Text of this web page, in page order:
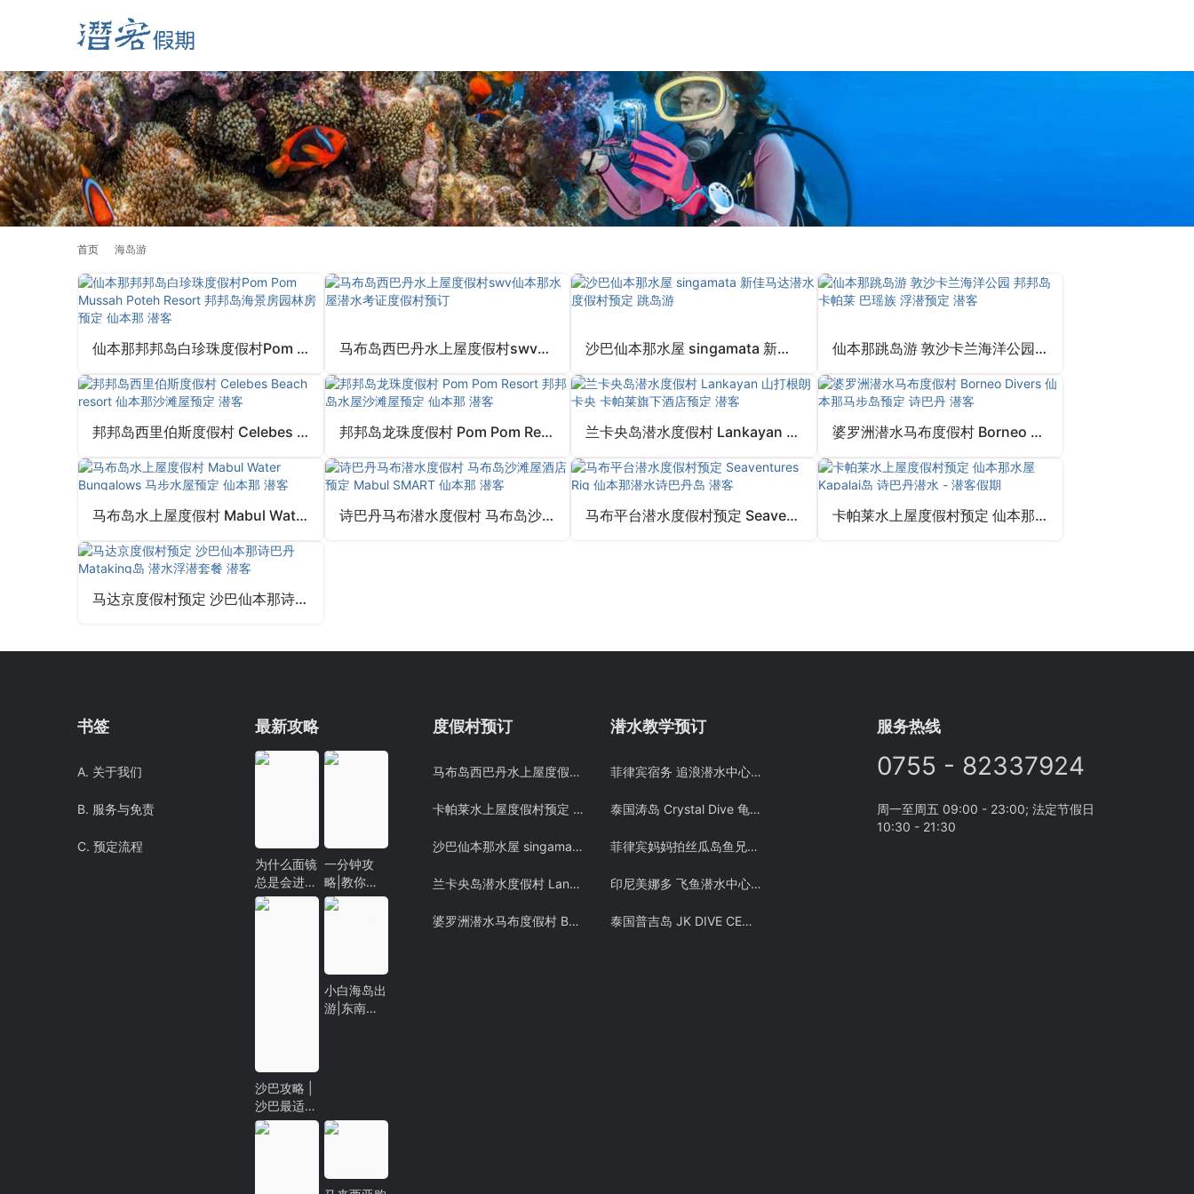
首页 海岛游
仙本那邦邦岛白珍珠度假村Pom Pom Mussah Poteh Resort 邦邦岛海景房园林房预定 仙本那 潜客 马布岛西巴丹水上屋度假村swv仙本那水屋潜水考证度假村预订 沙巴仙本那水屋 singamata 新佳马达潜水度假村预定 跳岛游 仙本那跳岛游 敦沙卡兰海洋公园 邦邦岛 卡帕莱 巴瑶族 浮潜预定 潜客
邦邦岛西里伯斯度假村 Celebes Beach resort 仙本那沙滩屋预定 潜客 邦邦岛龙珠度假村 Pom Pom Resort 邦邦岛水屋沙滩屋预定 仙本那 潜客 兰卡央岛潜水度假村 Lankayan 山打根朗卡央 卡帕莱旗下酒店预定 潜客 婆罗洲潜水马布度假村 Borneo Divers 仙本那马步岛预定 诗巴丹 潜客
马布岛水上屋度假村 Mabul Water Bungalows 马步水屋预定 仙本那 潜客 诗巴丹马布潜水度假村 马布岛沙滩屋酒店预定 Mabul SMART 仙本那 潜客 马布平台潜水度假村预定 Seaventures Rig 仙本那潜水诗巴丹岛 潜客 卡帕莱水上屋度假村预定 仙本那水屋 Kapalai岛 诗巴丹潜水 – 潜客假期
马达京度假村预定 沙巴仙本那诗巴丹Mataking岛 潜水浮潜套餐 潜客
书签
A. 关于我们
B. 服务与免责
C. 预定流程
最新攻略
为什么面镜
总是会进
水？或许你
一分钟攻
略|教你如
何快速获得
沙巴攻略 |
沙巴最适合
亲子游的地
小白海岛出
游|东南亚
度假村预订
马布岛西巴丹水上屋度假村swv仙本那水屋潜水考证度假村预订
卡帕莱水上屋度假村预定 仙本那水屋 Kapalai岛 诗巴丹潜水 – 潜客假期
沙巴仙本那水屋 singamata 新佳马达潜水度假村预定 跳岛游
兰卡央岛潜水度假村 Lankayan 山打根朗卡央 卡帕莱旗下酒店预定 潜客
婆罗洲潜水马布度假村 Borneo Divers 仙本那马步岛预定 诗巴丹 潜客
潜水教学预订
菲律宾宿务 追浪潜水中心 PADI OW/AOW和 PADI FREE DIVING考证考牌教学课程潜水证
泰国涛岛 Crystal Dive 龟岛潜水 PADI OW/AOW 考证教学课程 潜水证
菲律宾妈妈拍丝瓜岛鱼兄弟 PADI OW潜水考证教学课程 Malapascua
印尼美娜多 飞鱼潜水中心潜水教学 布纳肯 PADI OW/AOW潜水考证课程 中文教练
泰国普吉岛 JK DIVE CENTER 潜水课程OW+AOW中文考证PADI 免费接送 中文教练
服务热线
0755 - 82337924
周一至周五 09:00 - 23:00; 法定节假日
10:30 - 21:30